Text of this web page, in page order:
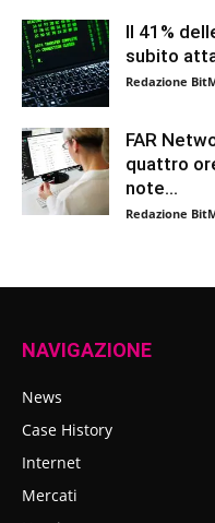
Il 41%
subito
Redazione
FAR
quattro
note...
Redazione
NAVIGAZIONE
News
Case History
Internet
Mercati